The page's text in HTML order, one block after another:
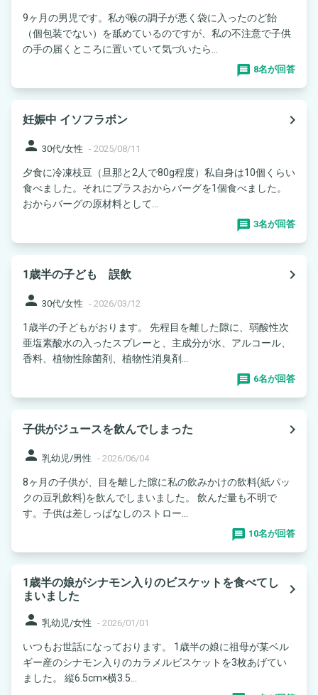
9ヶ月の男児です。私が喉の調子が悪く袋に入ったのど飴
（個包装でない）を舐めているのですが、私の不注意で子供
の手の届くところに置いていて気づいたら...
8名が回答
妊娠中 イソフラボン
navigate_next
person 30代/女性 - 2025/08/11
夕食に冷凍枝豆（旦那と2人で80g程度）私自身は10個くらい
食べました。それにプラスおからバーグを1個食べました。
おからバーグの原材料として...
3名が回答
1歳半の子ども 誤飲
navigate_next
person 30代/女性 - 2026/03/12
1歳半の子どもがおります。 先程目を離した隙に、弱酸性次
亜塩素酸水の入ったスプレーと、主成分が水、アルコール、
香料、植物性除菌剤、植物性消臭剤...
6名が回答
子供がジュースを飲んでしまった
navigate_next
person 乳幼児/男性 - 2026/06/04
8ヶ月の子供が、目を離した隙に私の飲みかけの飲料(紙パッ
クの豆乳飲料)を飲んでしまいました。 飲んだ量も不明で
す。子供は差しっぱなしのストロー...
10名が回答
1歳半の娘がシナモン入りのビスケットを食べてし
まいました
navigate_next
person 乳幼児/女性 - 2026/01/01
いつもお世話になっております。 1歳半の娘に祖母が某ベル
ギー産のシナモン入りのカラメルビスケットを3枚あげてい
ました。 縦6.5cm×横3.5...